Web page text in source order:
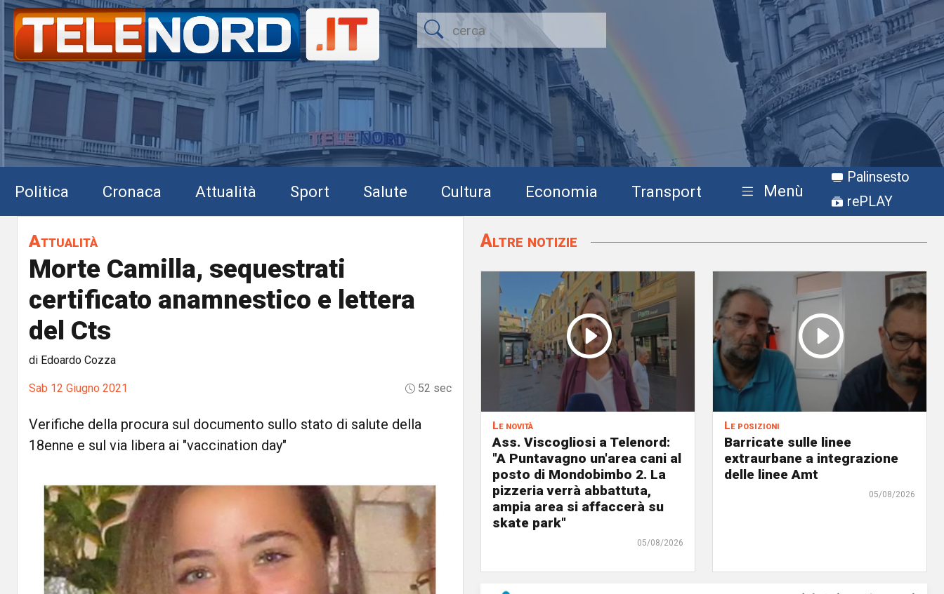
Politica Cronaca Attualità Sport Salute Cultura Economia Transport Menù
Palinsesto
rePLAY
Attualità
Morte Camilla, sequestrati
certificato anamnestico e lettera
del Cts
di Edoardo Cozza
Sab 12 Giugno 2021 52 sec
Verifiche della procura sul documento sullo stato di salute della
18enne e sul via libera ai "vaccination day"
Altre notizie
Le novità
Ass. Viscogliosi a Telenord:
"A Puntavagno un'area cani al
posto di Mondobimbo 2. La
pizzeria verrà abbattuta,
ampia area si affaccerà su
skate park"
05/08/2026
Le posizioni
Barricate sulle linee
extraurbane a integrazione
delle linee Amt
05/08/2026